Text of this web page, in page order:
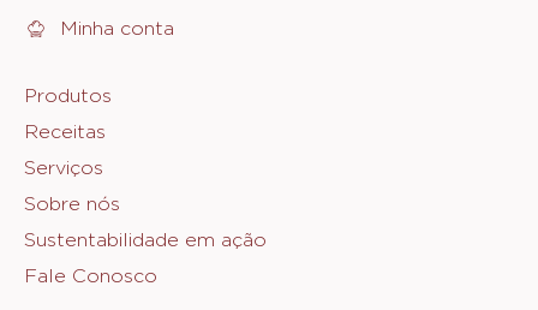
Minha conta
Footer
Sicao
Produtos
Receitas
Serviços
Sobre nós
Sustentabilidade em ação
Fale Conosco